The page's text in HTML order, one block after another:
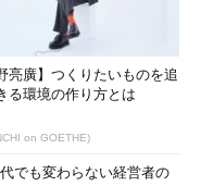
亮廣】つくりたいものを追
る環境の作り方とは
on GOETHE)
でも変わらない経営者の